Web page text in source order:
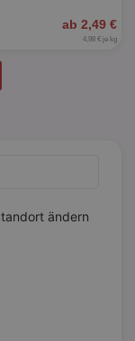
ab 2,49 €
4,98 € je kg